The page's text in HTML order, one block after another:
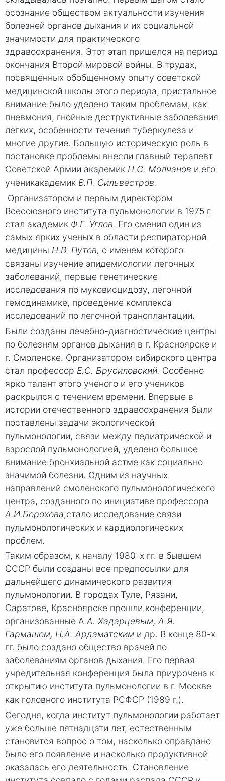
осознание обществом актуальности изучения
болезней органов дыхания и их социальной
значимости для практического
здравоохранения. Этот этап пришелся на период
окончания Второй мировой войны. В трудах,
посвященных обобщенному опыту советской
медицинской школы этого периода, прис­тальное
внимание было уделено таким проблемам, как
пневмония, гнойные деструктивные заболевания
легких, особенности течения туберкулеза и
многие другие. Большую историческую роль в
постановке проблемы внесли главный терапевт
Советской Армии академик Н.С. Молчанов и его
ученикакадемик В.П. Сильвестров.
Организатором и первым директором
Всесоюзного института пульмонологии в 1975 г.
стал академик Ф.Г. Углов. Его сменил один из
самых ярких ученых в области респираторной
медицины Н.В. Путов, с именем которого
связаны изучение эпидемиологии легочных
заболеваний, первые генетические
исследования по муковисцидозу, легочной
гемодинамике, проведение комплекса
исследований по легочной трансплантации.
Были созданы лечебно-диагностические центры
по болезням органов ды­хания в г. Красноярске и
г. Смоленске. Организатором сибирского центра
стал профессор Е.С. Брусиловский. Особенно
ярко талант этого ученого и его учеников
раскрылся с течением времени. Впервые в
истории отечественного здравоохра­нения были
поставлены задачи экологической
пульмонологии, связи между педиатрической и
взрослой пульмонологией, уделено большое
внимание бронхиальной астме как социально
значимой болезни. Одним из научных
направлений смоленского пульмонологического
центра, созданного по инициативе профессора
А.И.Борохова,стало исследование связи
пульмонологических и кардиологических
проблем.
Таким образом, к началу 1980-х гг. в бывшем
СССР были созданы все предпосылки для
дальнейшего динамического развития
пульмонологии. В городах Туле, Рязани,
Саратове, Красноярске прошли конференции,
организованные А.А. Хадарцевым, А.Я.
Гармашом, Н.А. Ардаматским и др. В конце 80-х
гг. было создано общество врачей по
заболеваниям органов дыхания. Его первая
учредительная конференция была приурочена к
открытию института пульмонологии в г. Москве
как головного института РСФСР (1989 г.).
Сегодня, когда институт пульмонологии работает
уже больше пятнадцати лет, естественным
становится вопрос о том, насколько оправдано
было его появление и насколько продуктивной
оказалась его деятельность. Становление